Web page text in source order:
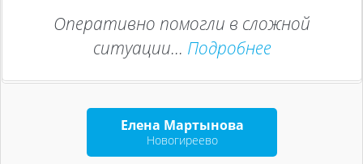
Оперативно помогли в сложной
ситуации... Подробнее
Елена Мартынова
Новогиреево